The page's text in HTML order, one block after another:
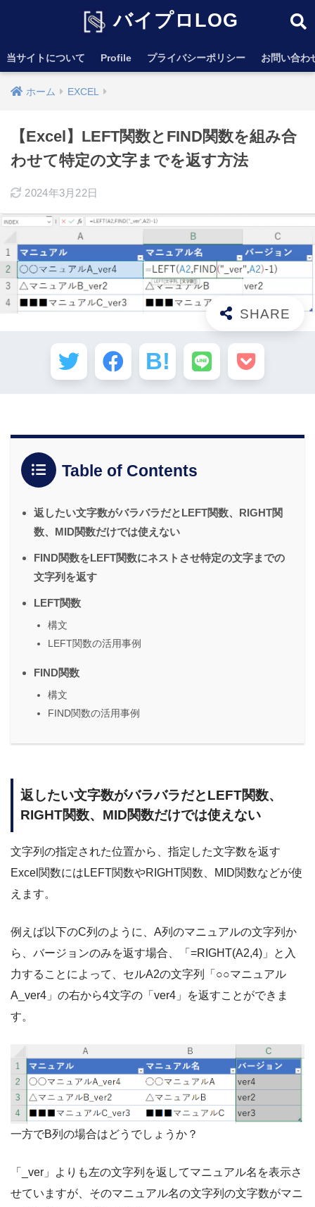
バイプロLOG
当サイトについて Profile プライバシーポリシー お問い合わ
ホーム EXCEL
【Excel】LEFT関数とFIND関数を組み合
わせて特定の文字までを返す方法
2024年3月22日
Table of Contents
返したい文字数がバラバラだとLEFT関数、RIGHT関
数、MID関数だけでは使えない
FIND関数をLEFT関数にネストさせ特定の文字までの
文字列を返す
LEFT関数
構文
LEFT関数の活用事例
FIND関数
構文
FIND関数の活用事例
返したい文字数がバラバラだとLEFT関数、
RIGHT関数、MID関数だけでは使えない
文字列の指定された位置から、指定した文字数を返す
Excel関数にはLEFT関数やRIGHT関数、MID関数などが使
えます。
例えば以下のC列のように、A列のマニュアルの文字列か
ら、バージョンのみを返す場合、「=RIGHT(A2,4)」と入
力することによって、セルA2の文字列「○○マニュアル
A_ver4」の右から4文字の「ver4」を返すことができま
す。
一方でB列の場合はどうでしょうか？
「_ver」よりも左の文字列を返してマニュアル名を表示さ
せていますが、そのマニュアル名の文字列の文字数がマニ